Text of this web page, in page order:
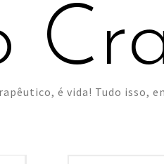
é vida! Tudo isso,